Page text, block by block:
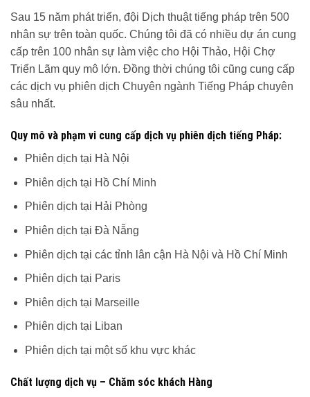
Sau 15 năm phát triển, đội Dịch thuật tiếng pháp trên 500
nhân sự trên toàn quốc. Chúng tôi đã có nhiều dự án cung
cấp trên 100 nhân sự làm việc cho Hội Thảo, Hội Chợ
Triển Lãm quy mô lớn. Đồng thời chúng tôi cũng cung cấp
các dịch vụ phiên dịch Chuyên ngành Tiếng Pháp chuyên
sâu nhất.
Quy mô và phạm vi cung cấp dịch vụ phiên dịch tiếng Pháp:
Phiên dịch tại Hà Nội
Phiên dịch tại Hồ Chí Minh
Phiên dịch tại Hải Phòng
Phiên dịch tại Đà Nẵng
Phiên dịch tại các tỉnh lân cận Hà Nội và Hồ Chí Minh
Phiên dịch tại Paris
Phiên dịch tại Marseille
Phiên dịch tại Liban
Phiên dịch tại một số khu vực khác
Chất lượng dịch vụ – Chăm sóc khách Hàng